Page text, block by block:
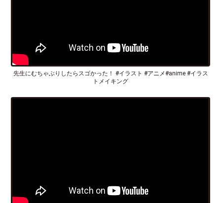
先生にむちゃぶりしたらスゴかった！ #イラスト #アニメ#anime #イラス
トメイキング